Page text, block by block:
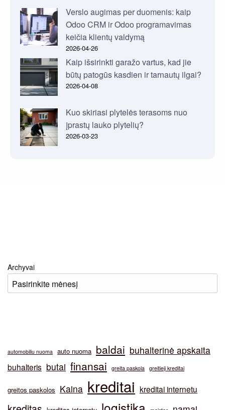
Verslo augimas per duomenis: kaip
Odoo CRM ir Odoo programavimas
keičia klientų valdymą
2026-04-26
Kaip išsirinkti garažo vartus, kad jie
būtų patogūs kasdien ir tarnautų ilgai?
2026-04-08
Kuo skiriasi plytelės terasoms nuo
įprastų lauko plytelių?
2026-03-23
Archyvai
automobiliu nuoma auto nuoma baldai buhalterinė apskaita
buhalteris butai finansai greita paskola greitieji kreditai
greitos paskolos Kaina kreditai kreditai internetu